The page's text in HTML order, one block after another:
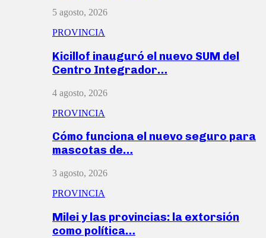
5 agosto, 2026
PROVINCIA
Kicillof inauguró el nuevo SUM del
Centro Integrador…
4 agosto, 2026
PROVINCIA
Cómo funciona el nuevo seguro para
mascotas de…
3 agosto, 2026
PROVINCIA
Milei y las provincias: la extorsión
como política…